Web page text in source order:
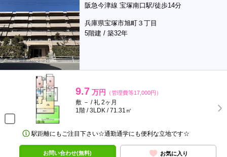
阪急今津線 宝塚南口駅/徒歩14分
兵庫県宝塚市旭町３丁目
5階建 / 築32年
9.7 万円 （管理費等17,000円）
敷 － / 礼 2ヶ月
1階 / 3LDK / 71.31㎡
駅距離にもご注目下さい☆通勤通学にも便利な立地です☆
お問い合わせ(無料) お気に入り